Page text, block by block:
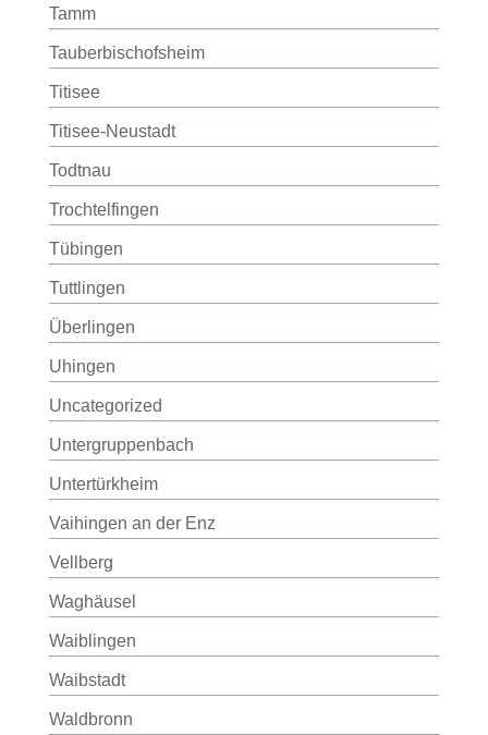
Tamm
Tauberbischofsheim
Titisee
Titisee-Neustadt
Todtnau
Trochtelfingen
Tübingen
Tuttlingen
Überlingen
Uhingen
Uncategorized
Untergruppenbach
Untertürkheim
Vaihingen an der Enz
Vellberg
Waghäusel
Waiblingen
Waibstadt
Waldbronn